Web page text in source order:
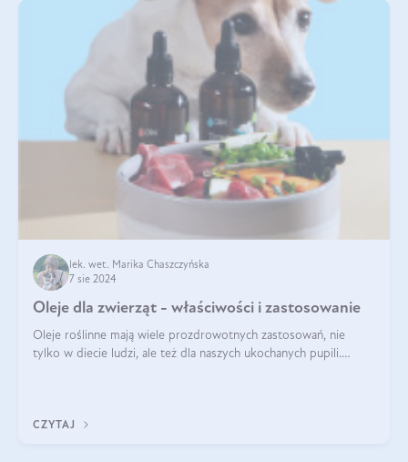
lek. wet. Marika Chaszczyńska
7 sie 2024
Oleje dla zwierząt - właściwości i zastosowanie
Oleje roślinne mają wiele prozdrowotnych zastosowań, nie
tylko w diecie ludzi, ale też dla naszych ukochanych pupili.
CZYTAJ